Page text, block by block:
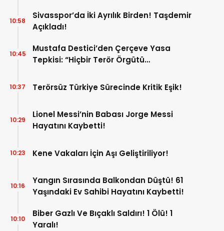
Sivasspor’da İki Ayrılık Birden! Taşdemir
Açıkladı!
10:58
Mustafa Destici’den Çerçeve Yasa
Tepkisi: “Hiçbir Terör Örgütü
Edilemez”
10:45
Terörsüz Türkiye Sürecinde Kritik Eşik!
10:37
Lionel Messi’nin Babası Jorge Messi
Hayatını Kaybetti!
10:29
Kene Vakaları İçin Aşı Geliştiriliyor!
10:23
Yangın Sırasında Balkondan Düştü! 61
Yaşındaki Ev Sahibi Hayatını Kaybetti!
10:16
Biber Gazlı Ve Bıçaklı Saldırı! 1 Ölü! 1
Yaralı!
10:10